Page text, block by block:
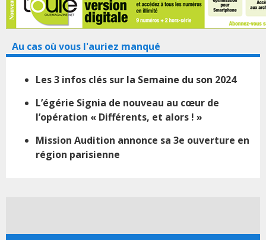
Au cas où vous l'auriez manqué
Les 3 infos clés sur la Semaine du son 2024
L’égérie Signia de nouveau au cœur de
l’opération « Différents, et alors ! »
Mission Audition annonce sa 3e ouverture en
région parisienne